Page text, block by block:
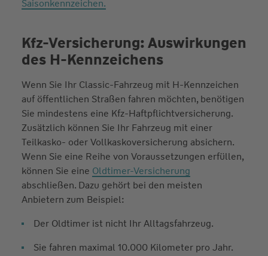
Saisonkennzeichen.
Kfz-Versicherung: Auswirkungen
des H-Kennzeichens
Wenn Sie Ihr Classic-Fahrzeug mit H-Kennzeichen
auf öffentlichen Straßen fahren möchten, benötigen
Sie mindestens eine Kfz-Haftpflichtversicherung.
Zusätzlich können Sie Ihr Fahrzeug mit einer
Teilkasko- oder Vollkaskoversicherung absichern.
Wenn Sie eine Reihe von Voraussetzungen erfüllen,
können Sie eine Oldtimer-Versicherung
abschließen. Dazu gehört bei den meisten
Anbietern zum Beispiel:
Der Oldtimer ist nicht Ihr Alltagsfahrzeug.
Sie fahren maximal 10.000 Kilometer pro Jahr.